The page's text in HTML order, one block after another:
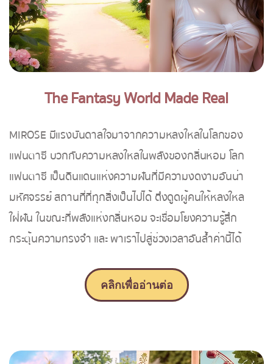
The Fantasy World Made Real
MIROSE มีแรงบันดาลใจมาจากความหลงใหลในโลกของ
แฟนตาซี บวกกับความหลงใหลในพลังของกลิ่นหอม โลก
แฟนตาซี เป็นดินแดนแห่งความฝันที่มีความงดงามอันน่า
มหัศจรรย์ สถานที่ที่ทุกสิ่งเป็นไปได้ ดึงดูดผู้คนให้หลงใหล
ใฝ่ฝัน ในขณะที่พลังแห่งกลิ่นหอม จะเชื่อมโยงความรู้สึก
กระตุ้นความทรงจำ และ พาเราไปสู่ช่วงเวลาอันล้ำค่านี้ได้
คลิกเพื่ออ่านต่อ